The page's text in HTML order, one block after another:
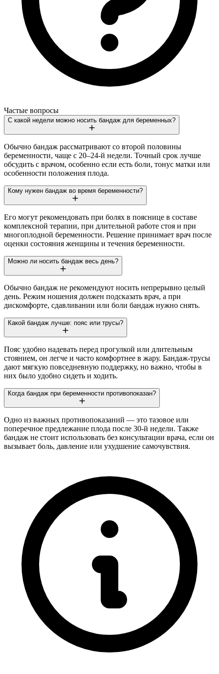
Частые вопросы
С какой недели можно носить бандаж для беременных?
Обычно бандаж рассматривают со второй половины
беременности, чаще с 20–24-й недели. Точный срок лучше
обсудить с врачом, особенно если есть боли, тонус матки или
особенности положения плода.
Кому нужен бандаж во время беременности?
Его могут рекомендовать при болях в пояснице в составе
комплексной терапии, при длительной работе стоя и при
многоплодной беременности. Решение принимает врач после
оценки состояния женщины и течения беременности.
Можно ли носить бандаж весь день?
Обычно бандаж не рекомендуют носить непрерывно целый
день. Режим ношения должен подсказать врач, а при
дискомфорте, сдавливании или боли бандаж нужно снять.
Какой бандаж лучше: пояс или трусы?
Пояс удобно надевать перед прогулкой или длительным
стоянием, он легче и часто комфортнее в жару. Бандаж-трусы
дают мягкую повседневную поддержку, но важно, чтобы в
них было удобно сидеть и ходить.
Когда бандаж при беременности противопоказан?
Одно из важных противопоказаний — это тазовое или
поперечное предлежание плода после 30-й недели. Также
бандаж не стоит использовать без консультации врача, если он
вызывает боль, давление или ухудшение самочувствия.